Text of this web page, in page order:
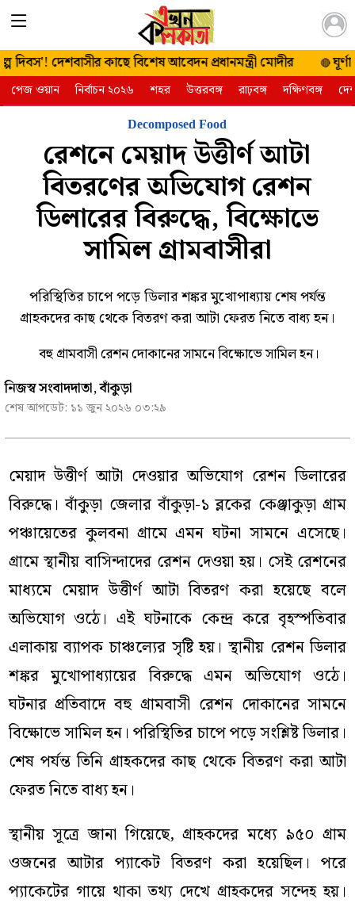
২২ শ্রাবণ
১৪৩৩ শুক্রবার
| ৭ আগস্ট
২০২৬
দেশবাসীর কাছে বিশেষ আবেদন প্রধানমন্ত্রী মোদীর 🔴
পেজ ওয়ান নির্বাচন ২০২৬ শহর উত্তরবঙ্গ রাঢ়বঙ্গ দক্ষিণবঙ্গ
Decomposed Food
রেশনে মেয়াদ উত্তীর্ণ আটা
বিতরণের অভিযোগ রেশন
ডিলারের বিরুদ্ধে, বিক্ষোভে
সামিল গ্রামবাসীরা
পরিস্থিতির চাপে পড়ে ডিলার শঙ্কর মুখোপাধ্যায় শেষ পর্যন্ত
গ্রাহকদের কাছ থেকে বিতরণ করা আটা ফেরত নিতে বাধ্য হন।
বহু গ্রামবাসী রেশন দোকানের সামনে বিক্ষোভে সামিল হন।
নিজস্ব সংবাদদাতা, বাঁকুড়া
শেষ আপডেট: ১১ জুন ২০২৬ ০৩:২৯
মেয়াদ উত্তীর্ণ আটা দেওয়ার অভিযোগ রেশন ডিলারের
বিরুদ্ধে। বাঁকুড়া জেলার বাঁকুড়া-১ ব্লকের কেঞ্জাকুড়া গ্রাম
পঞ্চায়েতের কুলবনা গ্রামে এমন ঘটনা সামনে এসেছে।
গ্রামে স্থানীয় বাসিন্দাদের রেশন দেওয়া হয়। সেই রেশনের
মাধ্যমে মেয়াদ উত্তীর্ণ আটা বিতরণ করা হয়েছে বলে
অভিযোগ ওঠে। এই ঘটনাকে কেন্দ্র করে বৃহস্পতিবার
এলাকায় ব্যাপক চাঞ্চল্যের সৃষ্টি হয়। স্থানীয় রেশন ডিলার
শঙ্কর মুখোপাধ্যায়ের বিরুদ্ধে এমন অভিযোগ ওঠে।
ঘটনার প্রতিবাদে বহু গ্রামবাসী রেশন দোকানের সামনে
বিক্ষোভে সামিল হন। পরিস্থিতির চাপে পড়ে সংশ্লিষ্ট ডিলার।
শেষ পর্যন্ত তিনি গ্রাহকদের কাছ থেকে বিতরণ করা আটা
ফেরত নিতে বাধ্য হন।
স্থানীয় সূত্রে জানা গিয়েছে, গ্রাহকদের মধ্যে ৯৫০ গ্রাম
ওজনের আটার প্যাকেট বিতরণ করা হয়েছিল। পরে
প্যাকেটের গায়ে থাকা তথ্য দেখে গ্রাহকদের সন্দেহ হয়।